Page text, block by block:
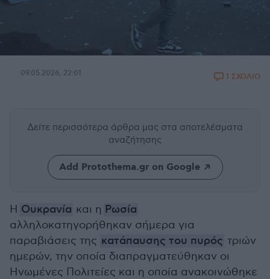
09.05.2026, 22:01 1 ΣΧΟΛΙΟ
Δείτε περισσότερα άρθρα μας στα αποτελέσματα
αναζήτησης
Add Protothema.gr on Google
Η Ουκρανία και η Ρωσία
αλληλοκατηγορήθηκαν σήμερα για
παραβιάσεις της κατάπαυσης του πυρός τριών
ημερών, την οποία διαπραγματεύθηκαν οι
Ηνωμένες Πολιτείες και η οποία ανακοινώθηκε